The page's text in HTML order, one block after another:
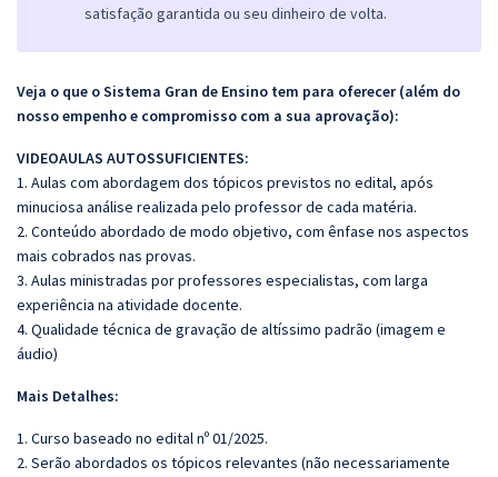
satisfação garantida ou seu dinheiro de volta.
Veja o que o Sistema Gran de Ensino tem para oferecer (além do
nosso empenho e compromisso com a sua aprovação):
VIDEOAULAS AUTOSSUFICIENTES:
1. Aulas com abordagem dos tópicos previstos no edital, após
minuciosa análise realizada pelo professor de cada matéria.
2. Conteúdo abordado de modo objetivo, com ênfase nos aspectos
mais cobrados nas provas.
3. Aulas ministradas por professores especialistas, com larga
experiência na atividade docente.
4. Qualidade técnica de gravação de altíssimo padrão (imagem e
áudio)
Mais Detalhes:
1. Curso baseado no edital nº 01/2025.
2. Serão abordados os tópicos relevantes (não necessariamente